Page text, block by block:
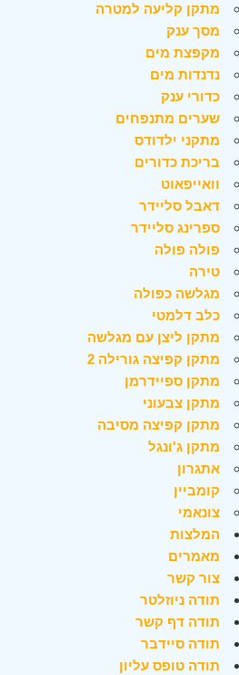
מתקן קליעה למטרה
מסך ענק
מקפצת מים
נדנדות מים
כדורי ענק
שערים מתנפחים
מתקני ילדודס
בריכת כדורים
וואייפאוט
דאבל סליידר
ספרינג סליידר
פולה פולה
טירה
מגלשה כפולה
כלב דלמטי
מתקן ליצן עם מגלשה
מתקן קפיצה גורילה 2
מתקן ספיידרמן
מתקן צבעוני
מתקן קפיצה מסיבה
מתקן ג'ונגל
אתגרון
קומביין
צונאמי
המלצות
מאמרים
צור קשר
תודה ניוזלטר
תודה דף קשר
תודה סיידבר
תודה טופס עליון